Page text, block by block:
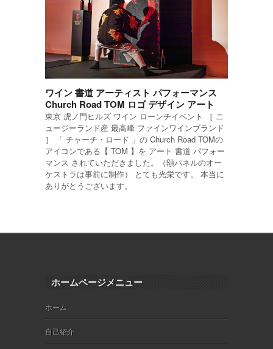
ワイン 書道 アーティスト パフォーマンス
Church Road TOM ロゴ デザイン アート
東京 虎ノ門ヒルズ ワイン ローンチイベント ［ ニ
ュージーランド産 最高峰 ファインワインブランド
］ 「 チャーチ・ロード 」の Church Road TOMの
アイコンである【 TOM 】を アート 書道 パフォー
マンス されていただきました。（額パネルのオー
ケストラは事前に制作） とても光栄です。 本当に
ありがとうございます。
ホームページメニュー
ホーム
自己紹介